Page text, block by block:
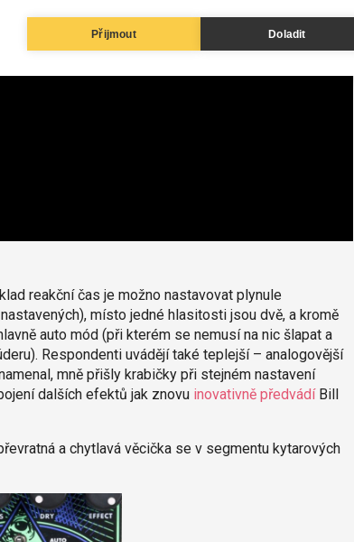
reakční čas je možno nastavovat plynule
místo jedné hlasitosti jsou dvě, a kromě
auto mód (při kterém se nemusí na nic šlapat a
Respondenti uvádějí také teplejší – analogovější
mně přišly krabičky při stejném nastavení
dalších efektů jak znovu inovativně předvádíBill
a chytlavá věcička se v segmentu kytarových
Přijmout Doladit